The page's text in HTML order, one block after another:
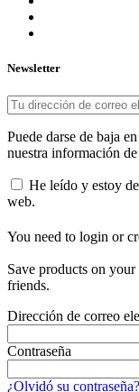
Newsletter
Puede darse de baja
nuestra información
He leído y estoy
web.
You need to login or
Save products on
friends.
Dirección de correo
Contraseña
¿Olvidó su contraseña?